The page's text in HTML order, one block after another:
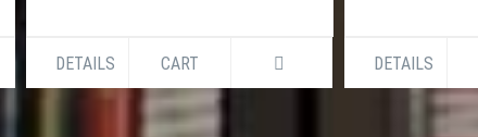
DETAILS CART DETAILS